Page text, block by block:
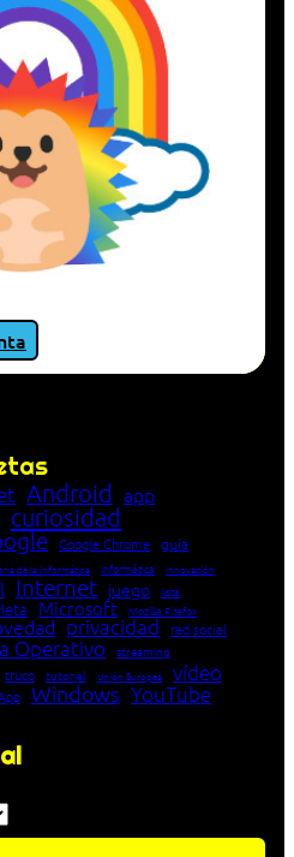
Android app
curiosidad
Google Chrome guía
de la Informática Informática innovación
Internet juego lista
Microsoft Mozilla Firefox
privacidad red social
Operativo streaming
truco tutorial Unión Europea vídeo
Windows YouTube